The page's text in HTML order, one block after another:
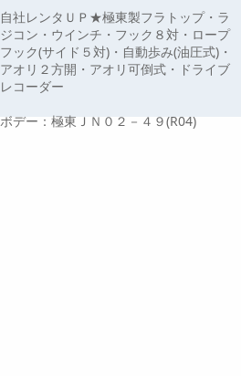
自社レンタＵＰ★極東製フラトップ・ラ
ジコン・ウインチ・フック８対・ロープ
フック(サイド５対)・自動歩み(油圧式)・
アオリ２方開・アオリ可倒式・ドライブ
レコーダー
ボデー：極東ＪＮ０２－４９(R04)